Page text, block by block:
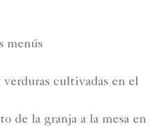
menús
cultivadas en el
de la granja a la mesa en